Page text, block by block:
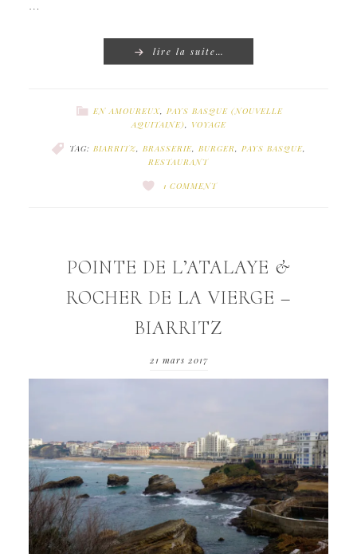
…
lire la suite…
EN AMOUREUX, PAYS BASQUE (NOUVELLE
AQUITAINE)
VOYAGE
TAG: BIARRITZ BRASSERIE BURGER PAYS BASQUE
RESTAURANT
1 COMMENT
POINTE DE L’ATALAYE &
ROCHER DE LA VIERGE –
BIARRITZ
21 mars 2017